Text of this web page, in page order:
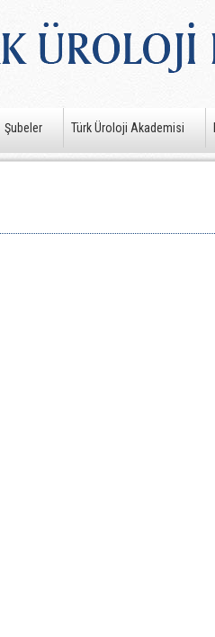
Şubeler Türk Üroloji Akademisi